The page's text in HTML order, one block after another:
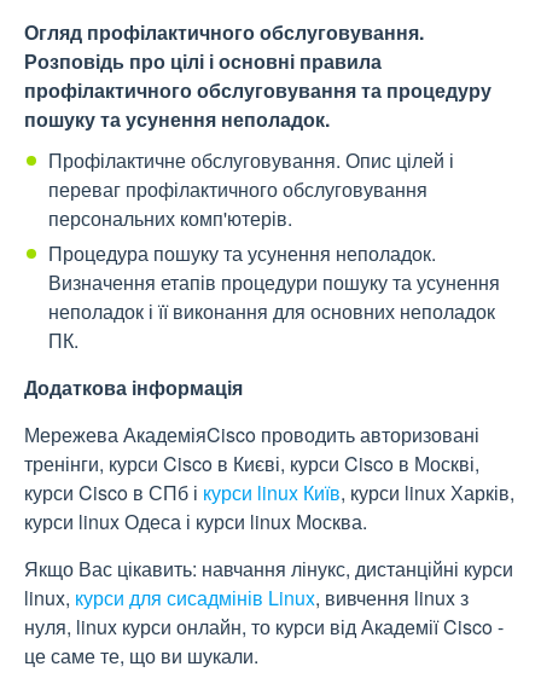
Огляд профілактичного обслуговування.
Розповідь про цілі і основні правила
профілактичного обслуговування та процедуру
пошуку та усунення неполадок.
Профілактичне обслуговування. Опис цілей і
переваг профілактичного обслуговування
персональних комп'ютерів.
Процедура пошуку та усунення неполадок.
Визначення етапів процедури пошуку та усунення
неполадок і її виконання для основних неполадок
ПК.
Додаткова інформація
Мережева АкадеміяCisco проводить авторизовані
тренінги, курси Cisco в Києві, курси Cisco в Москві,
курси Cisco в СПб і курси linux Київ, курси linux Харків,
курси linux Одеса і курси linux Москва.
Якщо Вас цікавить: навчання лінукс, дистанційні курси
linux, курси для сисадмінів Linux, вивчення linux з
нуля, linux курси онлайн, то курси від Академії Cisco -
це саме те, що ви шукали.